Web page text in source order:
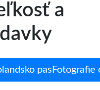
a
pasFotografie